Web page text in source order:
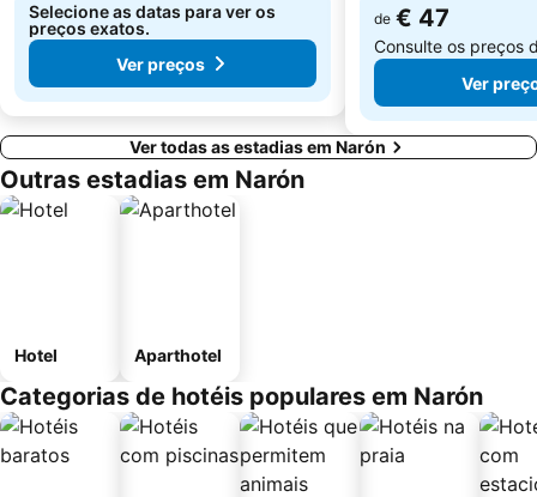
Selecione as datas para ver os
preços exatos.
Ver preços
de € 47
Consulte os preços
Ver
Ver todas as estadias em Narón
Outras estadias em Narón
Hotel Aparthotel
Categorias de hotéis populares em Narón